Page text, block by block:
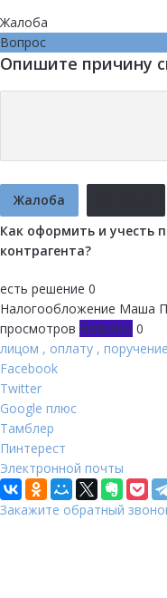
Жалоба
Вопрос
Опишите причину
Жалоба
Как оформить и учесть
контрагента?
есть решение 0
Налогообложение Маша
просмотров Новичок 0
лицом , оплату , поручение
Facebook
Twitter
Google плюс
Тамблер
Пинтерест
Электронной почты
Закажите обратный